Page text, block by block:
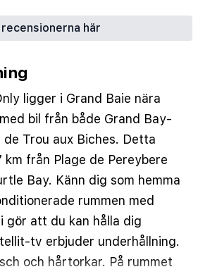
recensionerna här
ligger i Grand Baie nära
bil från både Grand Bay-
Trou aux Biches. Detta
km från Plage de Pereybere
Bay. Känn dig som hemma
rummen med
att du kan hålla dig
tv erbjuder underhållning.
och hårtorkar. På rummet